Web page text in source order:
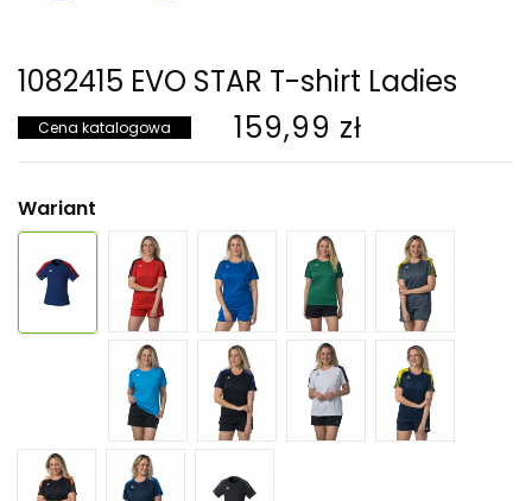
1082415 EVO STAR T-shirt Ladies
Cena katalogowa 159,99 zł
Wariant